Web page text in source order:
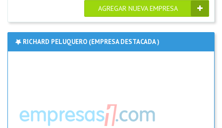
AGREGAR NUEVA EMPRESA
RICHARD PELUQUERO (EMPRESA DESTACADA )